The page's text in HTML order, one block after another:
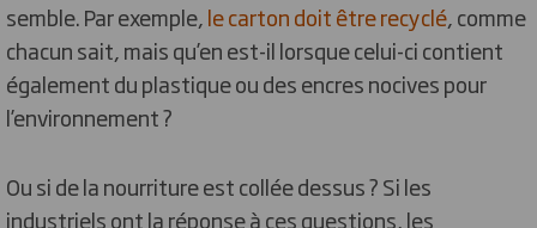
semble. Par exemple,le carton doit être recyclé, comme
chacun sait, mais qu’en est-il lorsque celui-ci contient
également du plastique ou des encres nocives pour
l’environnement ?
Ou si de la nourriture est collée dessus ? Si les
industriels ont la réponse à ces questions, les